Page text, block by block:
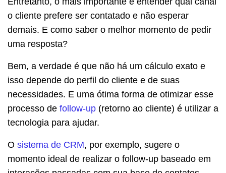
o cliente prefere ser contatado e não esperar
demais. E como saber o melhor momento de pedir
uma resposta?
Bem, a verdade é que não há um cálculo exato e
isso depende do perfil do cliente e de suas
necessidades. E uma ótima forma de otimizar esse
processo de follow-up (retorno ao cliente) é utilizar a
tecnologia para ajudar.
O sistema de CRM, por exemplo, sugere o
momento ideal de realizar o follow-up baseado em